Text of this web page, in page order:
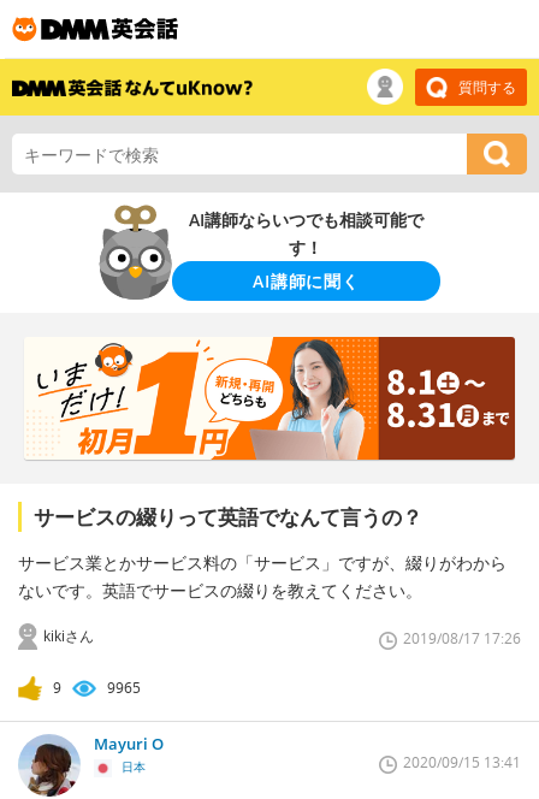
質問する
AI講師ならいつでも相談可能で
す！
AI講師に聞く
サービスの綴りって英語でなんて言うの？
サービス業とかサービス料の「サービス」ですが、綴りがわから
ないです。英語でサービスの綴りを教えてください。
kikiさん 2019/08/17 17:26
9 9965
Mayuri O
日本 2020/09/15 13:41